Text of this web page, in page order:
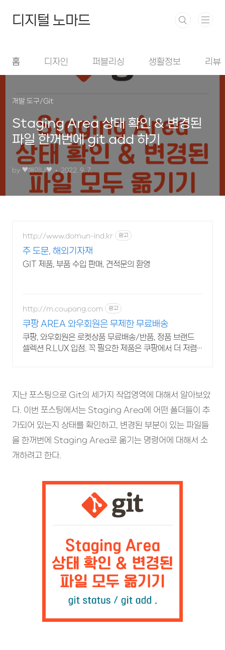
디지털 노마드
홈 디자인 퍼블리싱 생활정보 리뷰
개발 도구/Git
Staging Area 상태 확인 & 변경된
파일 한꺼번에 git add 하기
by ♥︎해이나♥︎ 2022. 9. 7.
http://www.domun-ind.kr 광고
주 도문, 해외기자재
GIT 제품, 부품 수입 판매, 견적문의 환영
http://m.coupang.com 광고
쿠팡 AREA 와우회원은 무제한 무료배송
쿠팡, 와우회원은 로켓상품 무료배송/반품, 정품 브랜드
셀렉션 R.LUX 입점. 꼭 필요한 제품은 쿠팡에서 더 저렴
지난 포스팅으로 Git의 세가지 작업영역에 대해서 알아보았
다. 이번 포스팅에서는 Staging Area에 어떤 폴더들이 추
가되어 있는지 상태를 확인하고, 변경된 부분이 있는 파일들
을 한꺼번에 Staging Area로 옮기는 명령어에 대해서 소
개하려고 한다.